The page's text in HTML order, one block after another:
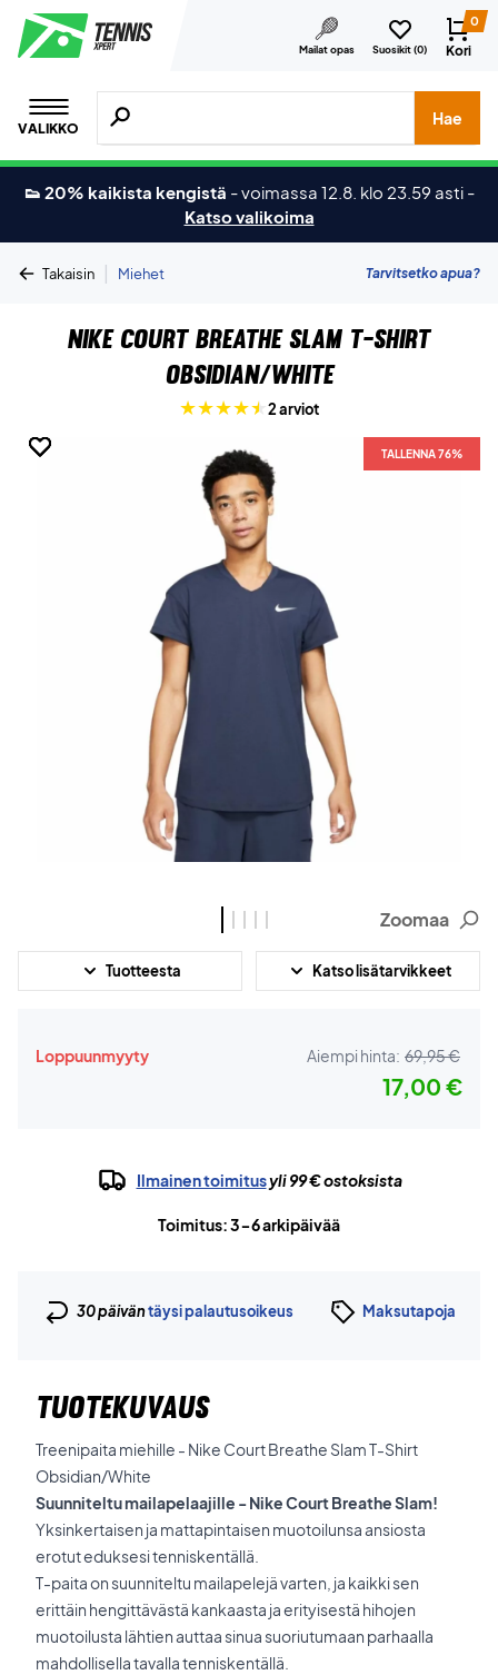
Mailat opas Suosikit (0)
0
Kori
VALIKKO
Hae tuotteita, merkkejä jne.
Hae
👟 20% kaikista kengistä -voimassa 12.8. klo 23.59 asti -
Katso valikoima
Takaisin | Miehet Tarvitsetko apua?
Nike Court Breathe Slam T-Shirt
Obsidian/White
2 arviot
TALLENNA 76%
TALLENNA 76%
TALLENNA 76%
TALLENNA 76%
TALLENNA 76%
Zoomaa
Tuotteesta Katso lisätarvikkeet
Loppuunmyyty Aiempi hinta: 69,95 €
17,00 €
Ilmainen toimitusyli 99 € ostoksista
Toimitus: 3-6 arkipäivää
30 päiväntäysi palautusoikeus Maksutapoja
TUOTEKUVAUS
Treenipaita miehille - Nike Court Breathe Slam T-Shirt
Obsidian/White
Suunniteltu mailapelaajille - Nike Court Breathe Slam!
Yksinkertaisen ja mattapintaisen muotoilunsa ansiosta
erotut eduksesi tenniskentällä.
T-paita on suunniteltu mailapelejä varten, ja kaikki sen
erittäin hengittävästä kankaasta ja erityisestä hihojen
muotoilusta lähtien auttaa sinua suoriutumaan parhaalla
mahdollisella tavalla tenniskentällä.